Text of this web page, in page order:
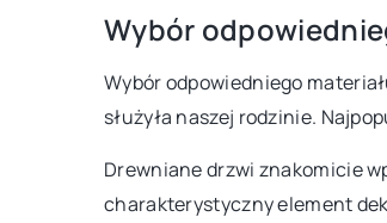
Wybór
Wybór odpowiedniego
służyła naszej rodzinie.
Drewniane drzwi znakomicie
charakterystyczny element